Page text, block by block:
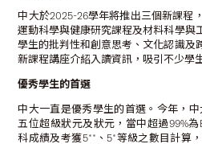
中大於2025-26學年將推出三個新課程
運動科學與健康研究課程及材料科學與
學生的批判性和創意思考、文化認識及
新課程講座介紹入讀資訊，吸引不少學
優秀學生的首選
中大一直是優秀學生的首選。今年，
五位超級狀元及狀元，當中超過99%
科成績及考獲5**、5*等級之數目計算